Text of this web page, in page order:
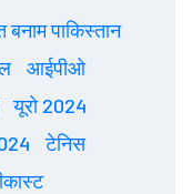
बनाम पाकिस्तान
आईपीओ
यूरो 2024
टेनिस